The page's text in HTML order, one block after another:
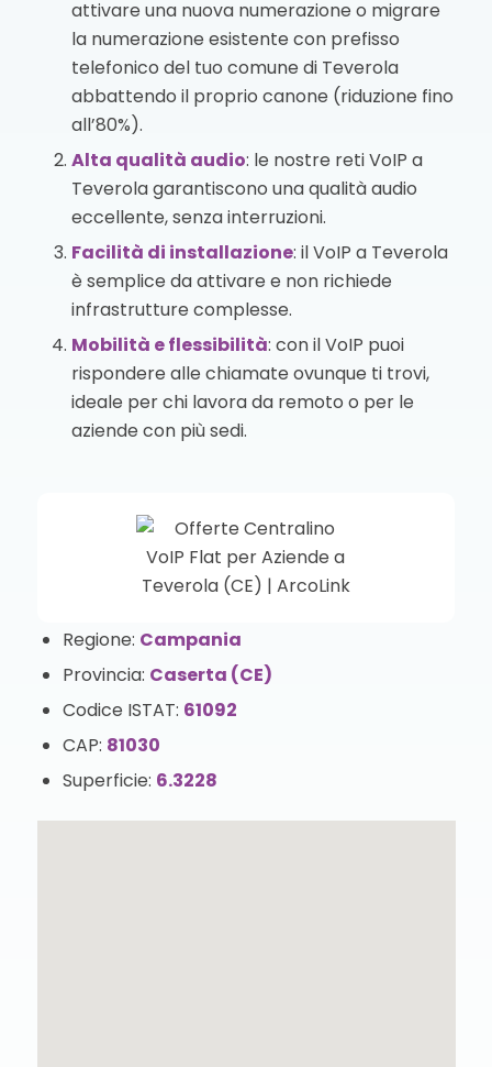
attivare una nuova numerazione o migrare
la numerazione esistente con prefisso
telefonico del tuo comune di Teverola
abbattendo il proprio canone (riduzione fino
all’80%).
Alta qualità audio: le nostre reti VoIP a
Teverola garantiscono una qualità audio
eccellente, senza interruzioni.
Facilità di installazione: il VoIP a Teverola
è semplice da attivare e non richiede
infrastrutture complesse.
Mobilità e flessibilità: con il VoIP puoi
rispondere alle chiamate ovunque ti trovi,
ideale per chi lavora da remoto o per le
aziende con più sedi.
Regione: Campania
Provincia: Caserta (CE)
Codice ISTAT: 61092
CAP: 81030
Superficie: 6.3228